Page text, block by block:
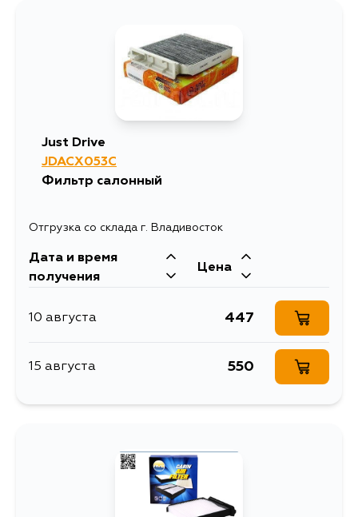
Just Drive
JDACX053C
Фильтр салонный
Отгрузка со склада г. Владивосток
Дата и время
получения
Цена
10 августа 447
15 августа 550